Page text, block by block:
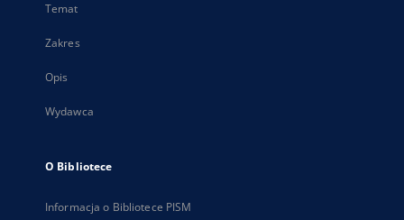
Temat
Zakres
Opis
Wydawca
O Bibliotece
Informacja o Bibliotece PISM